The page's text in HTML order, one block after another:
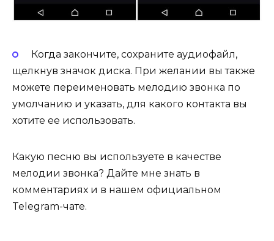
Когда закончите, сохраните аудиофайл,
щелкнув значок диска. При желании вы также
можете переименовать мелодию звонка по
умолчанию и указать, для какого контакта вы
хотите ее использовать.
Какую песню вы используете в качестве
мелодии звонка? Дайте мне знать в
комментариях и в нашем официальном
Telegram-чате.